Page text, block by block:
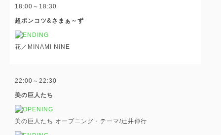
18:00～18:30
超ポンコツ&さまぁ～ず
花／MINAMI NiNE
22:00～22:30
美の巨人たち
美の巨人たち オープニング・テーマ/辻井伸行